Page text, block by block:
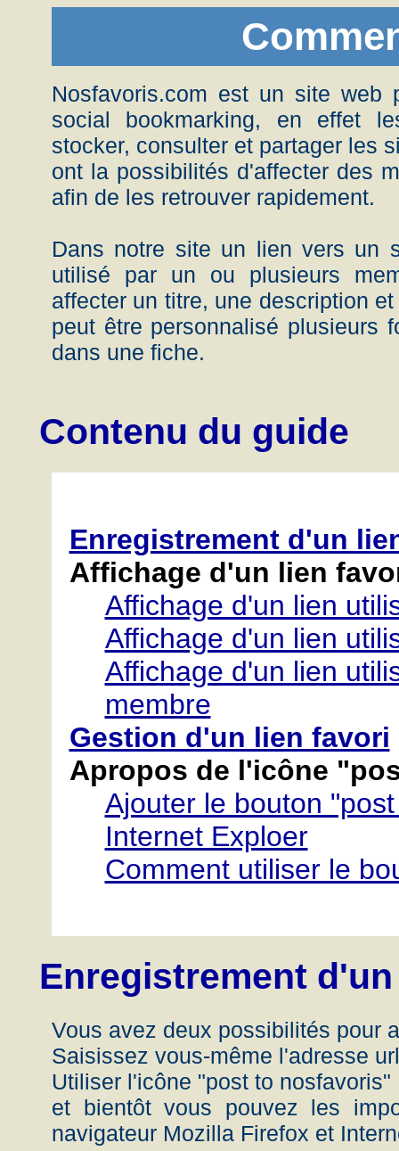
Nosfavoris.com est un site
social bookmarking, en effet
stocker, consulter et partager les
ont la possibilités d'affecter des
afin de les retrouver rapidement.
Dans notre site un lien vers un
utilisé par un ou plusieurs
affecter un titre, une description
peut être personnalisé plusieurs
dans une fiche.
Contenu du guide
Enregistrement d'un
Affichage d'un lien
Affichage d'un lien
Affichage d'un lien
Affichage d'un lien
membre
Gestion d'un lien favori
Apropos de l'icône
Ajouter le bouton
Internet Exploer
Comment utiliser le
Enregistrement
Vous avez deux possibilités pour
Saisissez vous-même l'adresse
Utiliser l'icône "post to nosfavoris"
et bientôt vous pouvez les
navigateur Mozilla Firefox et